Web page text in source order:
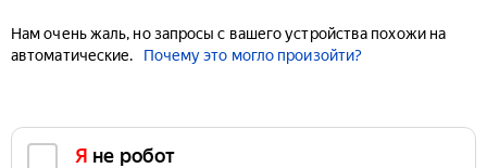
Нам очень жаль, но запросы с вашего устройства похожи на
автоматические.
Почему это могло произойти?
Я не робот